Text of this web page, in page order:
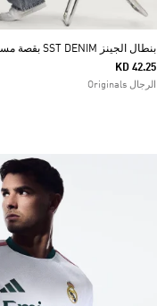
بنطال الجينز SST DENIM بقصة مستقيمة
KD 42.25
الرجال Originals